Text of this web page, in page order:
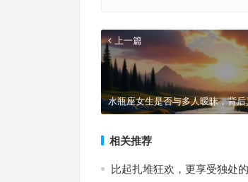
上一篇
水瓶座女生是否与多人暧昧，背
相关推荐
比起扎堆狂欢，更享受独处